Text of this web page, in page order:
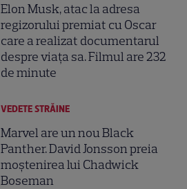
Elon Musk, atac la adresa
regizorului premiat cu Oscar
care a realizat documentarul
despre viața sa. Filmul are 232
de minute
VEDETE STRĂINE
Marvel are un nou Black
Panther. David Jonsson preia
moștenirea lui Chadwick
Boseman